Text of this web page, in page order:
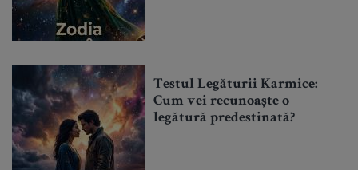
Testul Legăturii Karmice:
Cum vei recunoaște o
legătură predestinată?